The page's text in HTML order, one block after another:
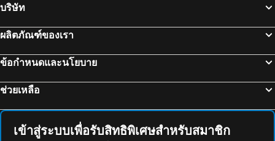
บริษัท
ผลิตภัณฑ์ของเรา
ข้อกำหนดและนโยบาย
ช่วยเหลือ
เข้าสู่ระบบเพื่อรับสิทธิพิเศษสำหรับสมาชิก